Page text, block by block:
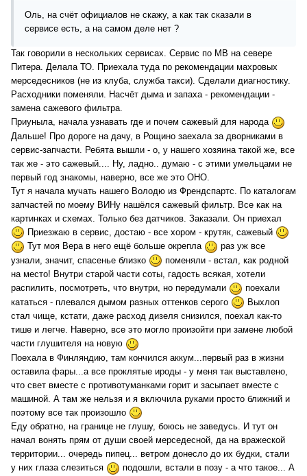
Оль, на счёт официалов не скажу, а как так сказали в
сервисе есть, а на самом деле нет ?
Так говорили в нескольких сервисах. Сервис по МВ на севере
Питера. Делала ТО. Приехала туда по рекомендации махровых
мерседесников (не из клуба, служба такси). Сделали диагностику.
Расходники поменяли. Насчёт дыма и запаха - рекомендации -
замена сажевого фильтра.
Приуныла, начала узнавать где и почем сажевый для народа
Дальше! Про дороге на дачу, в Рощино заехала за дворниками в
сервис-запчасти. Ребята вышли - о, у нашего хозяина такой же, все
так же - это сажевый.... Ну, ладно.. думаю - с этими умельцами не
первый год знакомы, наверно, все же это ОНО.
Тут я начала мучать нашего Володю из Френдспартс. По каталогам
запчастей по моему ВИНу нашёлся сажевый фильтр. Все как на
картинках и схемах. Только без датчиков. Заказали. Он приехал
Приезжаю в сервис, достаю - все хором - крутяк, сажевый
Тут моя Вера в него ещё больше окрепла
раз уж все
узнали, значит, спасенье близко
поменяли - встал, как родной
на место! Внутри старой части соты, гадость всякая, хотели
распилить, посмотреть, что внутри, но передумали
поехали
кататься - плевался дымом разных оттенков серого
Выхлоп
стал чище, кстати, даже расход дизеля снизился, поехал как-то
тише и легче. Наверно, все это могло произойти при замене любой
части глушителя на новую
Поехала в Финляндию, там кончился аккум...первый раз в жизни
оставила фары...а все проклятые ироды - у меня так выставлено,
что свет вместе с противотуманками горит и засыпает вместе с
машиной. А там же нельзя и я включила руками просто ближний и
поэтому все так произошло
Еду обратно, на границе не глушу, боюсь не заведусь. И тут он
начал вонять прям от души своей мерседесной, да на вражеской
территории... очередь пипец... ветром донесло до их будки, стали
у них глаза слезиться
подошли, встали в позу - а что такое... А